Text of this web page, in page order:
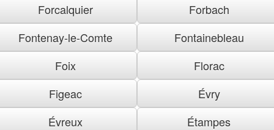
Forcalquier
Forbach
Fontenay-le-Comte
Fontainebleau
Foix
Florac
Figeac
Évry
Évreux
Étampes